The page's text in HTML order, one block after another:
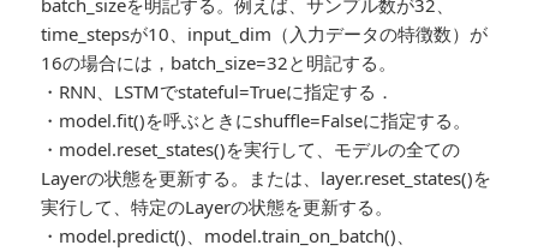
batch_sizeを明記する。例えば、サンプル数が32、
time_stepsが10、input_dim（入力データの特徴数）が
16の場合には，batch_size=32と明記する。
・RNN、LSTMでstateful=Trueに指定する．
・model.fit()を呼ぶときにshuffle=Falseに指定する。
・model.reset_states()を実行して、モデルの全ての
Layerの状態を更新する。または、layer.reset_states()を
実行して、特定のLayerの状態を更新する。
・model.predict()、model.train_on_batch()、